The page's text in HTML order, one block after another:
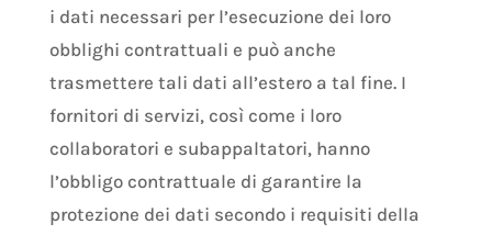
i dati necessari per l’esecuzione dei loro
obblighi contrattuali e può anche
trasmettere tali dati all’estero a tal fine. I
fornitori di servizi, così come i loro
collaboratori e subappaltatori, hanno
l’obbligo contrattuale di garantire la
protezione dei dati secondo i requisiti della